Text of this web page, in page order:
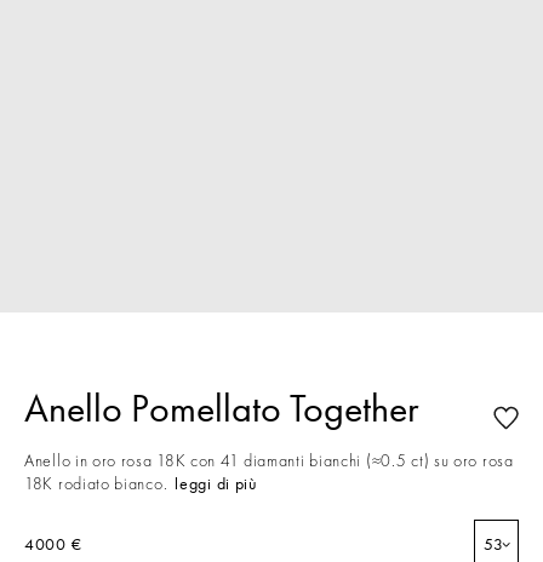
Anello Pomellato Together
Anello in oro rosa 18K con 41 diamanti bianchi (≈0.5 ct) su oro rosa
18K rodiato bianco. leggi di più
4000 € 53